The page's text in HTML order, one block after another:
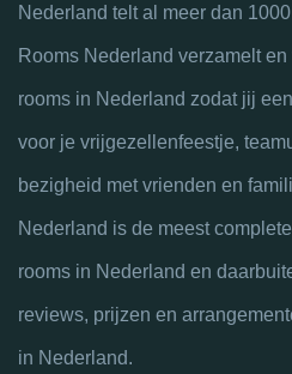
Nederland telt al meer dan
Rooms Nederland verzamelt
rooms in Nederland zodat jij
voor je vrijgezellenfeestje,
bezigheid met vrienden en
Nederland is de meest
rooms in Nederland en
reviews, prijzen en
in Nederland.